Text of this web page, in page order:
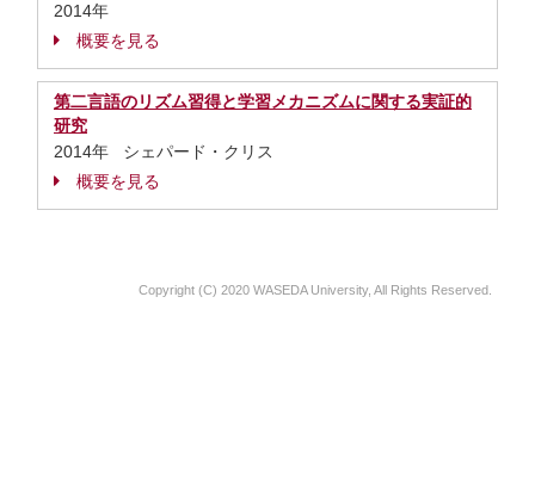
2014年
概要を見る
第二言語のリズム習得と学習メカニズムに関する実証的
研究
2014年 シェパード・クリス
概要を見る
Copyright (C) 2020 WASEDA University, All Rights Reserved.